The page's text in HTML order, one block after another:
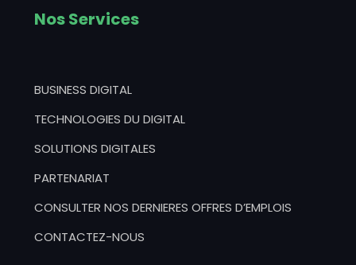
Nos Services
BUSINESS DIGITAL
TECHNOLOGIES DU DIGITAL
SOLUTIONS DIGITALES
PARTENARIAT
CONSULTER NOS DERNIERES OFFRES D’EMPLOIS
CONTACTEZ-NOUS